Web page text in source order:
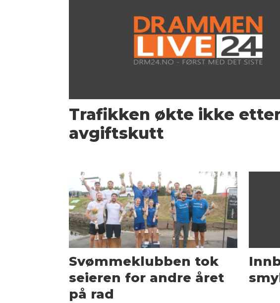
Trafikken økte ikke
avgiftskutt
Svømmeklubben tok
seieren for andre året
på rad